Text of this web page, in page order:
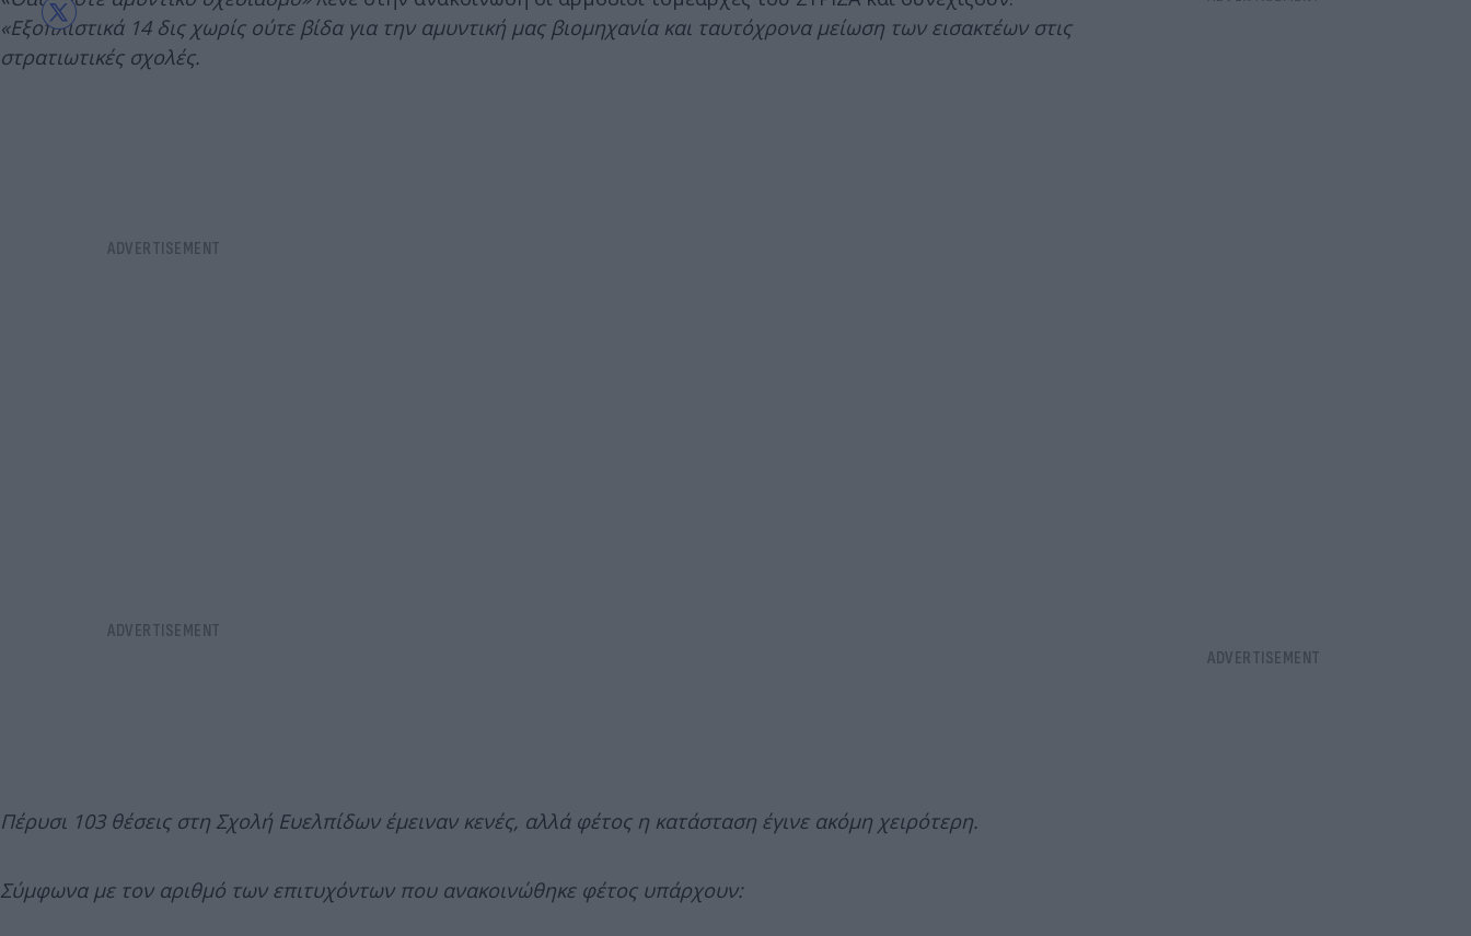
«Εξοπλιστικά 14 δις χωρίς ούτε βίδα για την αμυντική μας βιομηχανία και ταυτόχρονα μείωση των εισακτέων στις
στρατιωτικές σχολές.
Πέρυσι 103 θέσεις στη Σχολή Ευελπίδων έμειναν κενές, αλλά φέτος η κατάσταση έγινε ακόμη χειρότερη.
Σύμφωνα με τον αριθμό των επιτυχόντων που ανακοινώθηκε φέτος υπάρχουν: